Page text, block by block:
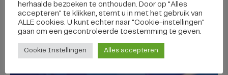
achtervolgd vanaf de A58
herhaalde bezoeken te onthouden. Door op "Alles
accepteren" te klikken, stemt u in met het gebruik van
ALLE cookies. U kunt echter naar "Cookie-instellingen"
gaan om een ​​gecontroleerde toestemming te geven.
Cookie Instellingen Alles accepteren